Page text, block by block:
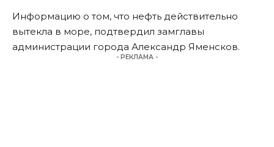
Информацию о том, что нефть действительно
вытекла в море, подтвердил замглавы
администрации города Александр Яменсков.
- РЕКЛАМА -